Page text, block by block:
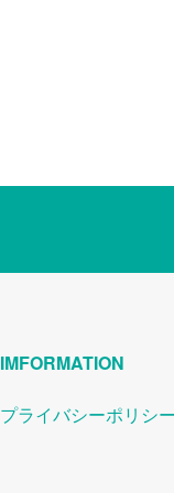
IMFORMATION
プライバシーポリシ